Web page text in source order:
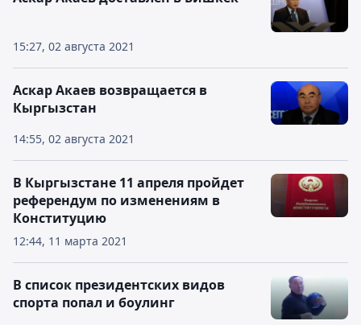
15:27, 02 августа 2021
14:55, 02 августа 2021
Аскар Акаев возвращается в
Кыргызстан
12:44, 11 марта 2021
В Кыргызстане 11 апреля пройдет
референдум по изменениям в
Конституцию
В список президентских видов
спорта попал и боулинг